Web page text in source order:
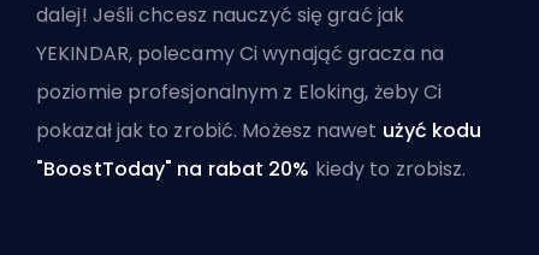
dalej! Jeśli chcesz nauczyć się grać jak
YEKINDAR, polecamy Ciwynająć gracza na
poziomie profesjonalnym z Eloking, żeby Ci
pokazał jak to zrobić. Możesz nawet użyć kodu
"BoostToday" na rabat 20% kiedy to zrobisz.